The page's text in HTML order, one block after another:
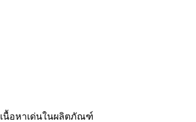
เนื้อหาเด่นในผลิตภัณฑ์